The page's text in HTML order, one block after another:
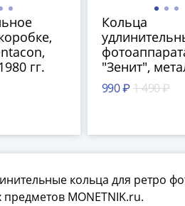
гг.
Кольца
"Зенит",
990 ₽ 1 490 ₽
кольца для ретро
MONETNIK.ru.